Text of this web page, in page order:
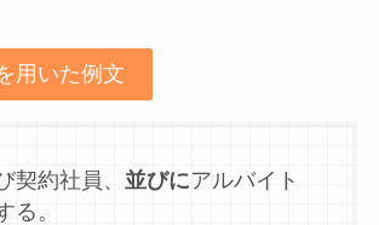
用いた例文
契約社員、 並びにアルバイト
る。